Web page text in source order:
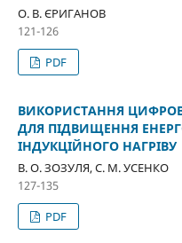
О. В. ЄРИГАНОВ
121-126
PDF
ВИКОРИСТАННЯ
ДЛЯ ПІДВИЩЕННЯ
ІНДУКЦІЙНОГО НАГРІВУ
В. О. ЗОЗУЛЯ, С. М. УСЕНКО
127-135
PDF